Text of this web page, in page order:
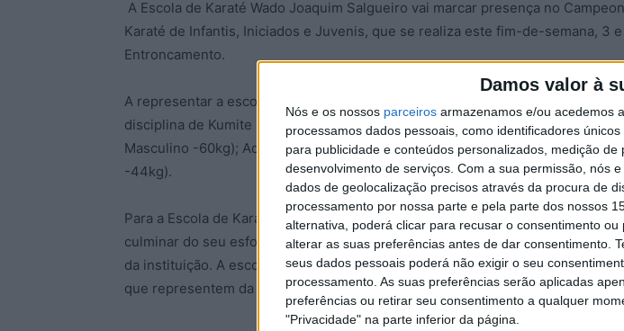
Damos valor à
Nós e os nossos parceiros armazenamos e/ou acedemos
processamos dados pessoais, como identificadores
para publicidade e conteúdos personalizados, medição
desenvolvimento de serviços. Com a sua permissão, nós
dados de geolocalização precisos através da procura de
processamento por nossa parte e pela parte dos nossos
alternativa, poderá clicar para recusar o consentimento
alterar as suas preferências antes de dar consentimento.
seus dados pessoais poderá não exigir o seu
processamento. As suas preferências serão aplicadas
preferências ou retirar seu consentimento a qualquer
"Privacidade" na parte inferior da página.
A Escola de Karaté Wado Joaquim Salgueiro vai marcar presença no
Karaté de Infantis, Iniciados e Juvenis, que se realiza este fim-de-semana, 3
Entroncamento.
A representar a escola de Castelo Branco estão três atletas que garantiram a
disciplina de Kumite (combate) para este evento a nível nacional, sendo eles,
Masculino -60kg); Adriana Rosa (Iniciado Feminino -37kg); e Matilde Silva
-44kg).
Para a Escola de Karaté Wado, a presença destes três atletas no Campeonato
culminar do seu esforço, dedicação e do trabalho de excelência desenvolvido
da instituição. A escola deposita grande confiança no desempenho nestes
que representem da melhor forma o karaté de Castelo Branco nesta